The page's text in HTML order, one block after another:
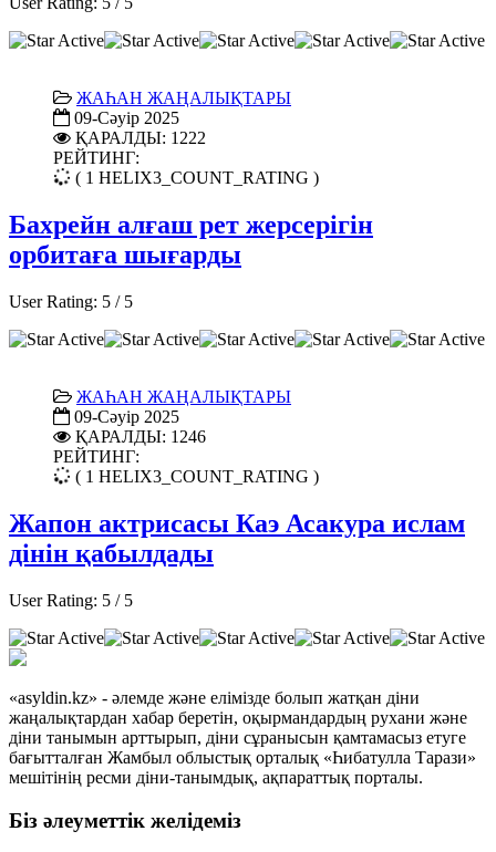
ЖАҺАН ЖАҢАЛЫҚТАРЫ
09-Сәуір 2025
ҚАРАЛДЫ: 1222
РЕЙТИНГ:
( 1 HELIX3_COUNT_RATING )
Бахрейн алғаш рет жерсерігін
орбитаға шығарды
User Rating: 5 / 5
ЖАҺАН ЖАҢАЛЫҚТАРЫ
09-Сәуір 2025
ҚАРАЛДЫ: 1246
РЕЙТИНГ:
( 1 HELIX3_COUNT_RATING )
Жапон актрисасы Каэ Асакура ислам
дінін қабылдады
User Rating: 5 / 5
«asyldin.kz» - әлемде және елімізде болып жатқан діни
жаңалықтардан хабар беретін, оқырмандардың рухани және
діни танымын арттырып, діни сұранысын қамтамасыз етуге
бағытталған Жамбыл облыстық орталық «Һибатулла Тарази»
мешітінің ресми діни-танымдық, ақпараттық порталы.
Біз әлеуметтік желідеміз